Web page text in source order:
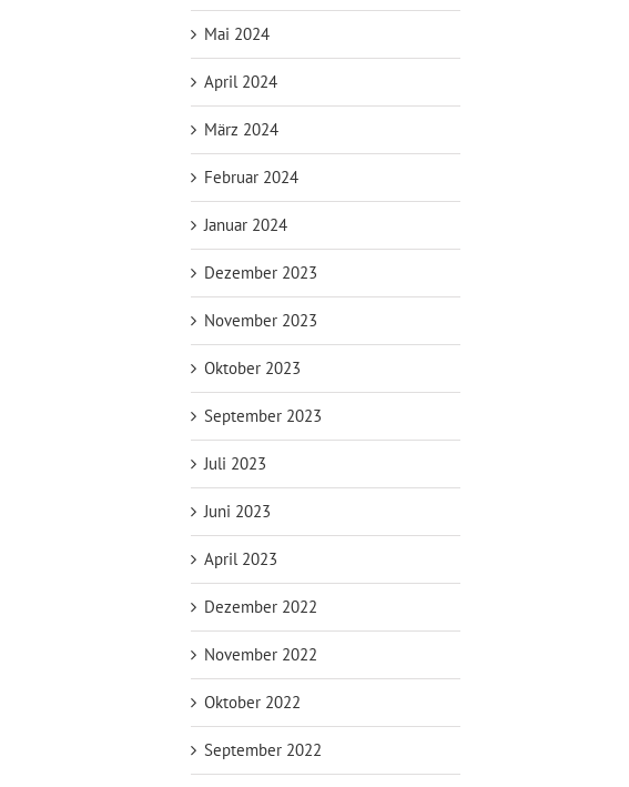
Mai 2024
April 2024
März 2024
Februar 2024
Januar 2024
Dezember 2023
November 2023
Oktober 2023
September 2023
Juli 2023
Juni 2023
April 2023
Dezember 2022
November 2022
Oktober 2022
September 2022